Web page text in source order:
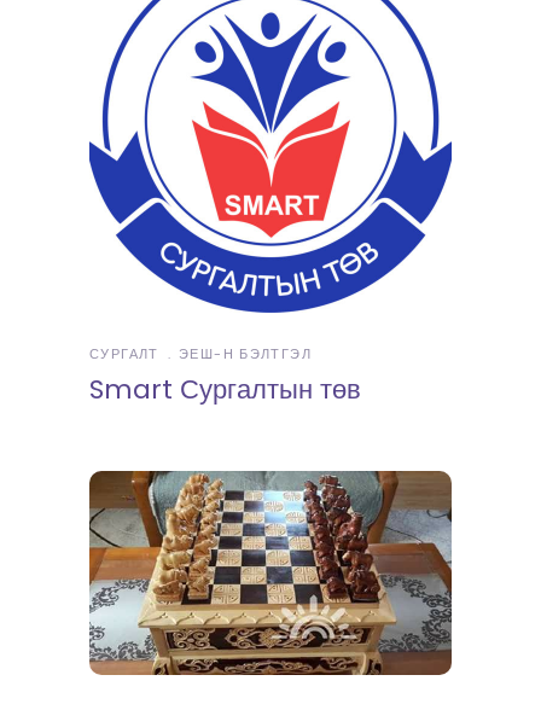
СУРГАЛТ ЭЕШ-Н БЭЛТГЭЛ
Smart Сургалтын төв